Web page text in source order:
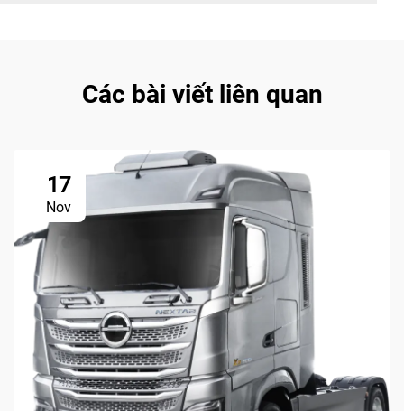
Các bài viết liên quan
17
Nov